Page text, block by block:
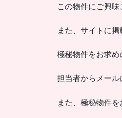
この物件にご興
また、サイトに
極秘物件をお求め
担当者からメール
また、極秘物件